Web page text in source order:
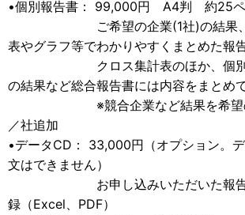
•個別報告書： 99,000円 A4判 約25
ご希望の企業(1社)の結果、属
表やグラフ等でわかりやすくまとめた報告
クロス集計表のほか、個別の
の結果など総合報告書には内容をまとめ
※競合企業など結果を希望の
／社追加
•データCD： 33,000円（オプション。
文はできません）
お申し込みいただいた報告書
録（Excel、PDF）